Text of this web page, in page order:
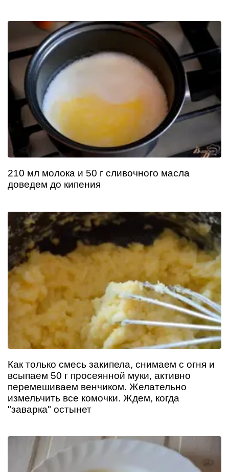
210 мл молока и 50 г сливочного масла
доведем до кипения
Как только смесь закипела, снимаем с огня и
всыпаем 50 г просеянной муки, активно
перемешиваем венчиком. Желательно
измельчить все комочки. Ждем, когда
"заварка" остынет